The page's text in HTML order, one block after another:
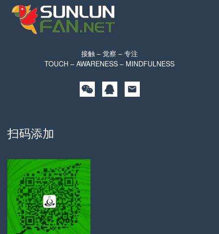
接触 – 觉察 – 专注
TOUCH – AWARENESS – MINDFULNESS
扫码添加